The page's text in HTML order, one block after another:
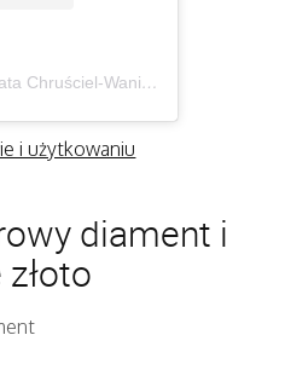
A post shared by Małgorzata Chruściel-Waniek (@gosiawaniek)
i użytkowaniu
diament i
złoto